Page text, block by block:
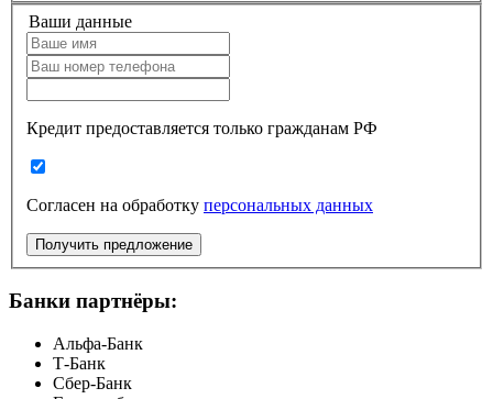
Ваши данные
Кредит предоставляется только гражданам РФ
Согласен на обработку персональных данных
Получить предложение
Банки партнёры:
Альфа-Банк
Т-Банк
Сбер-Банк